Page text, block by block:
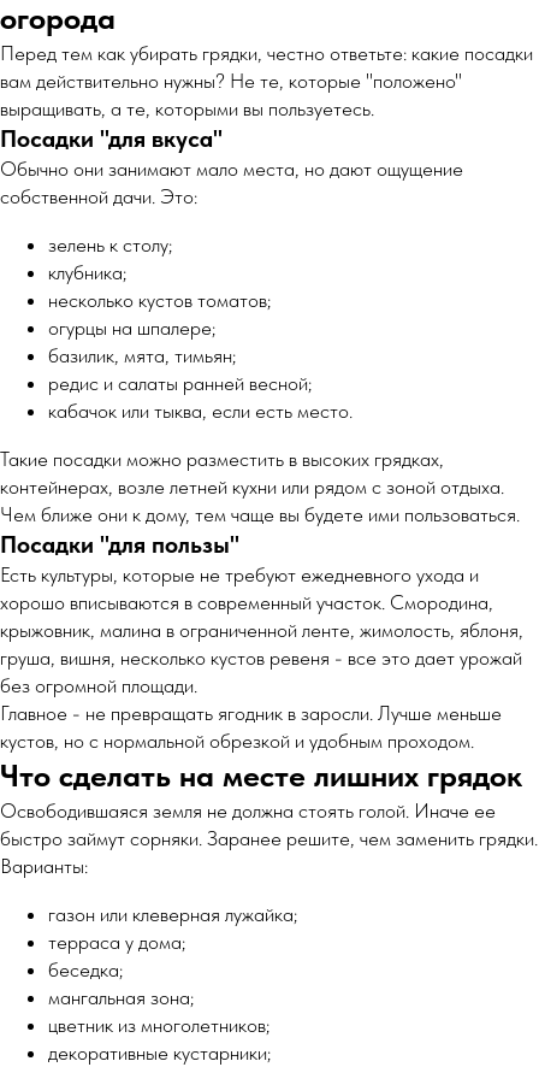
огорода
Перед тем как убирать грядки, честно ответьте: какие посадки
вам действительно нужны? Не те, которые "положено"
выращивать, а те, которыми вы пользуетесь.
Посадки "для вкуса"
Обычно они занимают мало места, но дают ощущение
собственной дачи. Это:
зелень к столу;
клубника;
несколько кустов томатов;
огурцы на шпалере;
базилик, мята, тимьян;
редис и салаты ранней весной;
кабачок или тыква, если есть место.
Такие посадки можно разместить в высоких грядках,
контейнерах, возле летней кухни или рядом с зоной отдыха.
Чем ближе они к дому, тем чаще вы будете ими пользоваться.
Посадки "для пользы"
Есть культуры, которые не требуют ежедневного ухода и
хорошо вписываются в современный участок. Смородина,
крыжовник, малина в ограниченной ленте, жимолость, яблоня,
груша, вишня, несколько кустов ревеня - все это дает урожай
без огромной площади.
Главное - не превращать ягодник в заросли. Лучше меньше
кустов, но с нормальной обрезкой и удобным проходом.
Что сделать на месте лишних грядок
Освободившаяся земля не должна стоять голой. Иначе ее
быстро займут сорняки. Заранее решите, чем заменить грядки.
Варианты:
газон или клеверная лужайка;
терраса у дома;
беседка;
мангальная зона;
цветник из многолетников;
декоративные кустарники;